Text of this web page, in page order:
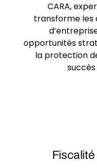
CARA,
transforme les
opportunités
la protection